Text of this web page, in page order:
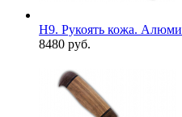
Н9. Рукоять кожа.
8480 руб.